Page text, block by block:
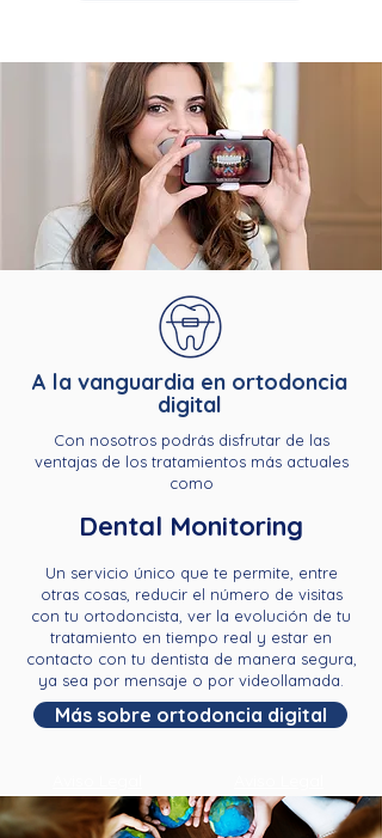
A la vanguardia en ortodoncia
digital
Con nosotros podrás disfrutar de las
ventajas de los tratamientos más actuales
como
Dental Monitoring
Un servicio único que te permite, entre
otras cosas, reducir el número de visitas
con tu ortodoncista, ver la evolución de tu
tratamiento en tiempo real y estar en
contacto con tu dentista de manera segura,
ya sea por mensaje o por videollamada.
Más sobre ortodoncia digital